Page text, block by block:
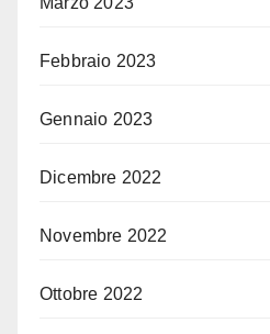
Febbraio 2023
Gennaio 2023
Dicembre 2022
Novembre 2022
Ottobre 2022